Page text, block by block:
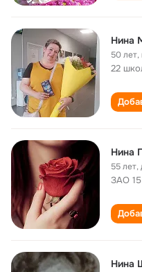
Нина
50 лет,
22
Нина
55 лет,
ЗАО 15
Нина